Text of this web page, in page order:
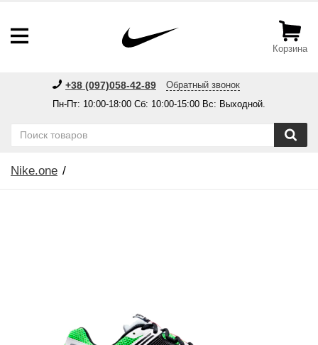
Корзина
+38 (097)058-42-89
Обратный звонок
Пн-Пт: 10:00-18:00 Сб: 10:00-15:00 Вс: Выходной.
Nike.one